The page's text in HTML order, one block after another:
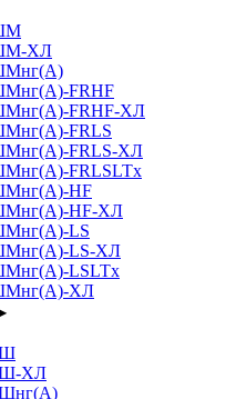
ХЛ
FRHF
FRHF-ХЛ
FRLS
FRLS-ХЛ
FRLSLTx
HF
HF-ХЛ
LS
LS-ХЛ
LSLTx
ХЛ
ХЛ